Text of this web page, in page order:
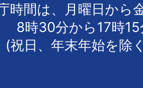
時間は、月曜日から
8時30分から17時
(祝日、年末年始を除